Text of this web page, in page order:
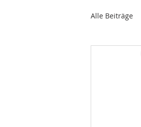
Alle Beiträge